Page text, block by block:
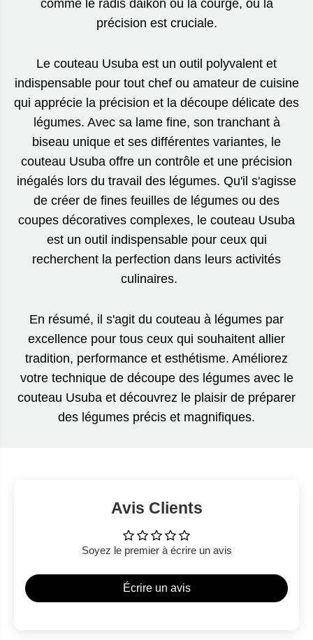
comme le radis daikon ou la courge, où la
précision est cruciale.
Le couteau Usuba est un outil polyvalent et
indispensable pour tout chef ou amateur de cuisine
qui apprécie la précision et la découpe délicate des
légumes. Avec sa lame fine, son tranchant à
biseau unique et ses différentes variantes, le
couteau Usuba offre un contrôle et une précision
inégalés lors du travail des légumes. Qu'il s'agisse
de créer de fines feuilles de légumes ou des
coupes décoratives complexes, le couteau Usuba
est un outil indispensable pour ceux qui
recherchent la perfection dans leurs activités
culinaires.
En résumé, il s'agit du couteau à légumes par
excellence pour tous ceux qui souhaitent allier
tradition, performance et esthétisme. Améliorez
votre technique de découpe des légumes avec le
couteau Usuba et découvrez le plaisir de préparer
des légumes précis et magnifiques.
Avis Clients
Soyez le premier à écrire un avis
Écrire un avis